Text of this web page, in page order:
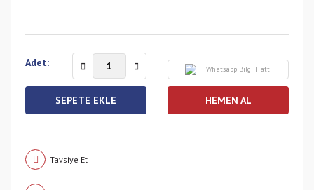
Adet:
Whatsapp Bilgi Hattı
SEPETE EKLE HEMEN AL
Tavsiye Et